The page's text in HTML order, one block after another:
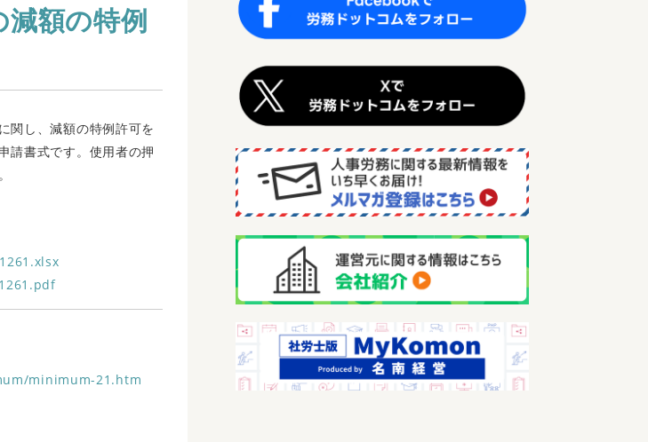
額の特例
関し、減額の特例許可を
請書式です。使用者の押
minimum-21.htm